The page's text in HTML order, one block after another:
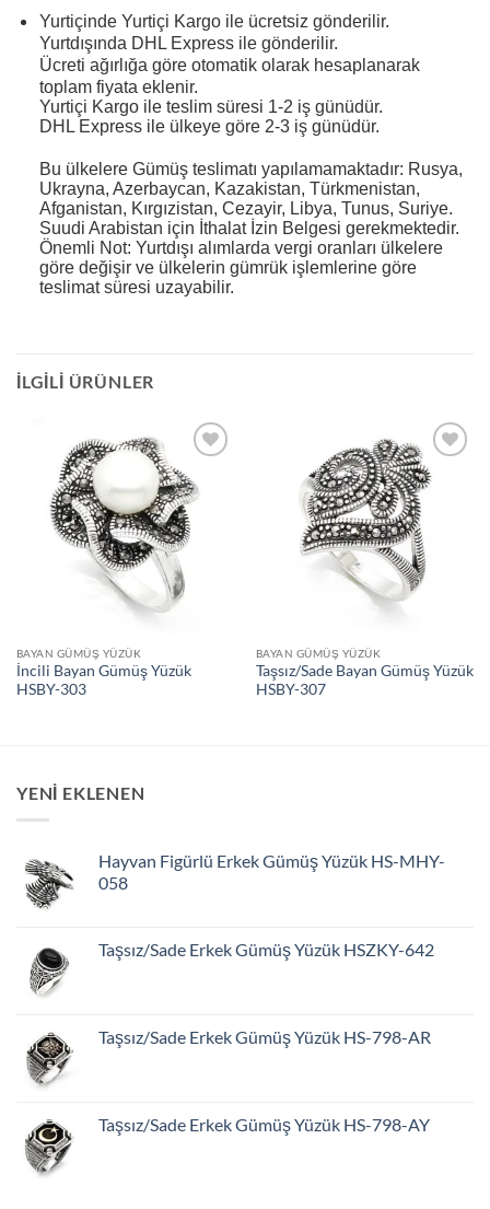
Yurtiçinde Yurtiçi Kargo ile ücretsiz gönderilir.
Yurtdışında DHL Express ile gönderilir.
Ücreti ağırlığa göre otomatik olarak hesaplanarak
toplam fiyata eklenir.
Yurtiçi Kargo ile teslim süresi 1-2 iş günüdür.
DHL Express ile ülkeye göre 2-3 iş günüdür.
Bu ülkelere Gümüş teslimatı yapılamamaktadır: Rusya,
Ukrayna, Azerbaycan, Kazakistan, Türkmenistan,
Afganistan, Kırgızistan, Cezayir, Libya, Tunus, Suriye.
Suudi Arabistan için İthalat İzin Belgesi gerekmektedir.
Önemli Not: Yurtdışı alımlarda vergi oranları ülkelere
göre değişir ve ülkelerin gümrük işlemlerine göre
teslimat süresi uzayabilir.
İLGILI ÜRÜNLER
Listeme
Ekle
BAYAN GÜMÜŞ YÜZÜK
İncili Bayan Gümüş Yüzük
HSBY-303
İstek
Listeme
BAYAN GÜMÜŞ YÜZÜK
Taşsız/Sade Bayan Gümüş Yüzük
HSBY-307
YENİ EKLENEN
Hayvan Figürlü Erkek Gümüş Yüzük HS-MHY-
058
Taşsız/Sade Erkek Gümüş Yüzük HSZKY-642
Taşsız/Sade Erkek Gümüş Yüzük HS-798-AR
Taşsız/Sade Erkek Gümüş Yüzük HS-798-AY